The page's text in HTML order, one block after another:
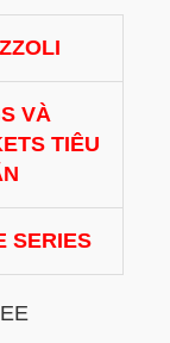
VÀ
TIÊU
SERIES